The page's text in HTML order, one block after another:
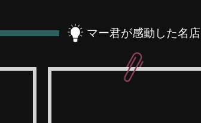
マー君が感動した名店